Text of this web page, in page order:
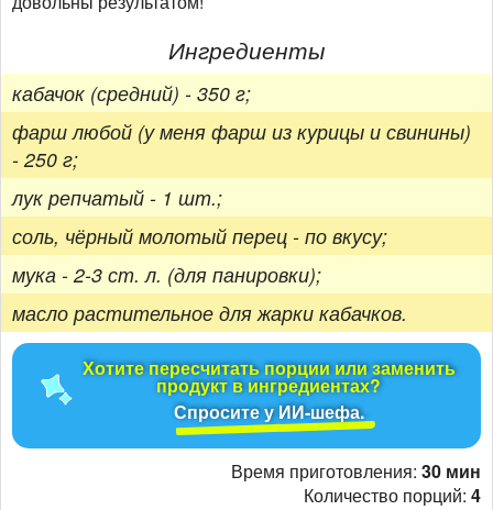
Ингредиенты
кабачок (средний) - 350 г;
фарш любой (у меня фарш из курицы и свинины)
- 250 г;
лук репчатый - 1 шт.;
соль, чёрный молотый перец - по вкусу;
мука - 2-3 ст. л. (для панировки);
масло растительное для жарки кабачков.
Хотите пересчитать порции или заменить
продукт в ингредиентах?
Спросите у ИИ-шефа.
Время приготовления: 30 мин
Количество порций: 4